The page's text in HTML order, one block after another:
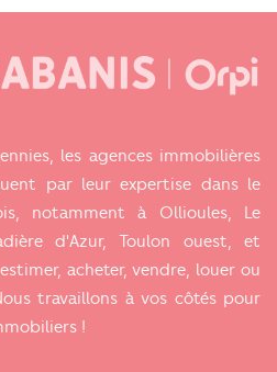
les agences immobilières
par leur expertise dans le
notamment à Ollioules, Le
d'Azur, Toulon ouest, et
acheter, vendre, louer ou
travaillons à vos côtés pour
!